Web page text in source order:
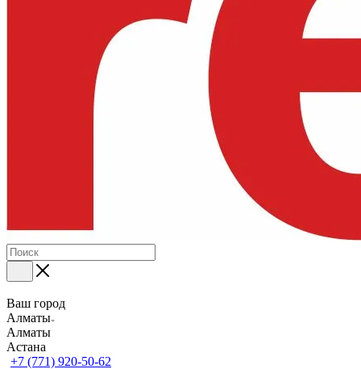
Ваш город
Алматы
Алматы
Астана
+7 (771) 920-50-62